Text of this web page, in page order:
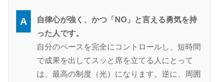
A
自律心が強く、かつ「NO」と言える勇気を持
った人です。
自分のペースを完全にコントロールし、短時間
で成果を出してスッと席を立てる人にとって
は、最高の制度（光）になります。逆に、周囲